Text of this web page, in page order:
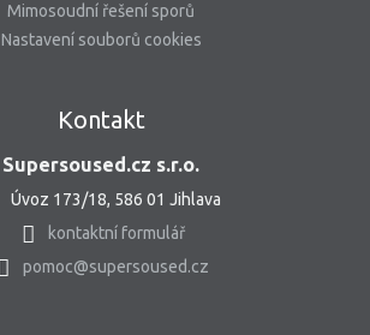
Mimosoudní řešení sporů
Nastavení souborů cookies
Kontakt
Supersoused.cz s.r.o.
Úvoz 173/18, 586 01 Jihlava
kontaktní formulář
pomoc@supersoused.cz